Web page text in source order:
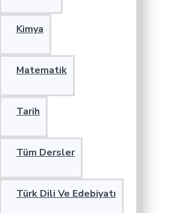
Kimya
Matematik
Tarih
Tüm Dersler
Türk Dili Ve Edebiyatı